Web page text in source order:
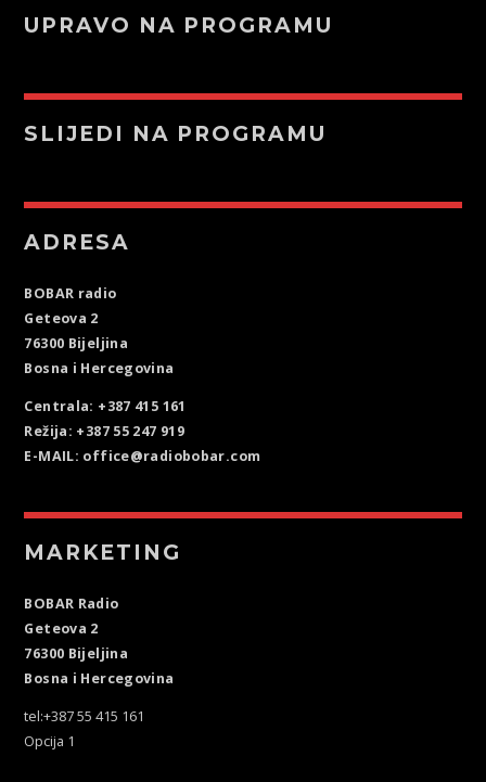
UPRAVO NA PROGRAMU
SLIJEDI NA PROGRAMU
ADRESA
BOBAR radio
Geteova 2
76300 Bijeljina
Bosna i Hercegovina
Centrala: +387 415 161
Režija: +387 55 247 919
E-MAIL: office@radiobobar.com
MARKETING
BOBAR Radio
Geteova 2
76300 Bijeljina
Bosna i Hercegovina
tel:+387 55 415 161
Opcija 1